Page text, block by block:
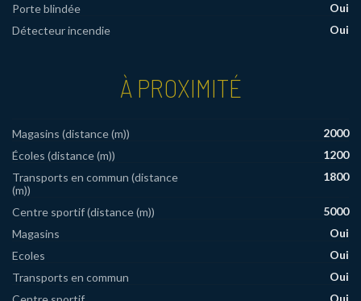
Porte blindée
Oui
Détecteur incendie
Oui
À PROXIMITÉ
Magasins (distance (m))
2000
Écoles (distance (m))
1200
Transports en commun (distance
(m))
1800
Centre sportif (distance (m))
5000
Magasins
Oui
Ecoles
Oui
Transports en commun
Oui
Oui